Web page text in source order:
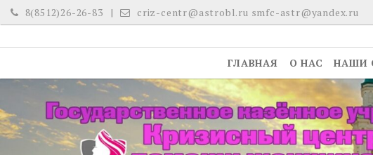
Skip
to
8(8512)26-26-83 criz-centr@astrobl.ru smfc-astr@yandex.ru
ГЛАВНАЯ О НАС НАШИ